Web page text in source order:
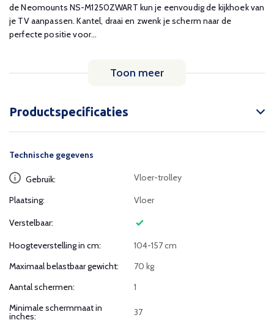
de Neomounts NS-M1250ZWART kun je eenvoudig de kijkhoek van
je TV aanpassen. Kantel, draai en zwenk je scherm naar de
perfecte positie voor...
Toon meer
Productspecificaties
Technische gegevens
Gebruik: Vloer-trolley
Plaatsing: Vloer
Verstelbaar:
Hoogteverstelling in cm:
104-157 cm
Maximaal belastbaar gewicht:
70 kg
Aantal schermen:
1
Minimale schermmaat in
inches: 37